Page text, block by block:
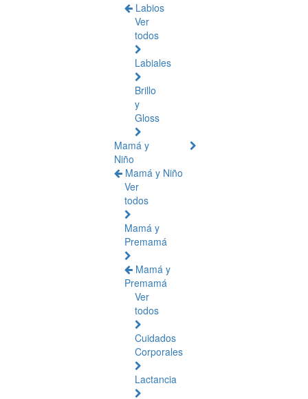
Labios
Ver
todos
Labiales
Brillo
y
Gloss
Mamá y
Niño
Mamá y Niño
Ver
todos
Mamá y
Premamá
Mamá y
Premamá
Ver
todos
Cuidados
Corporales
Lactancia